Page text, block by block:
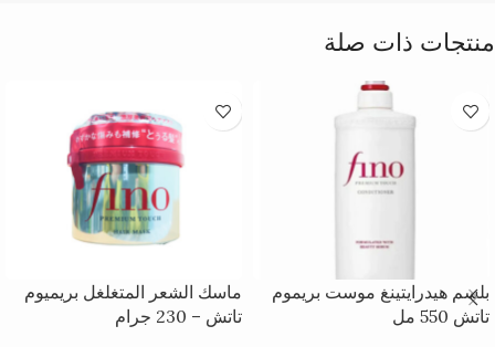
منتجات ذات صلة
بلسم هيدرايتينغ موست بريموم
تاتش 550 مل
ماسك الشعر المتغلغل بريميوم
تاتش – 230 جرام